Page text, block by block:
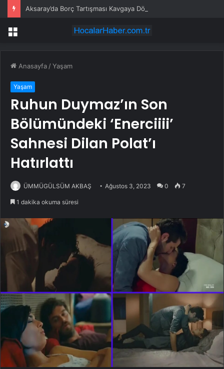
Aksaray’da Borç Tartışması Kavgaya Dönüştü
Menü
Anasayfa /Yaşam
Yaşam
Ruhun Duymaz’ın Son
Bölümündeki ‘Enerciiii’
Sahnesi Dilan Polat’ı
Hatırlattı
ÜMMÜGÜLSÜM AKBAŞ Ağustos 3, 2023 0 7
1 dakika okuma süresi